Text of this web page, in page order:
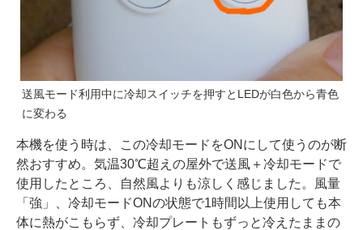
送風モード利用中に冷却スイッチを押すとLEDが白色から青色
に変わる
本機を使う時は、この冷却モードをONにして使うのが断
然おすすめ。気温30℃超えの屋外で送風＋冷却モードで
使用したところ、自然風よりも涼しく感じました。風量
「強」、冷却モードONの状態で1時間以上使用しても本
体に熱がこもらず、冷却プレートもずっと冷えたままの